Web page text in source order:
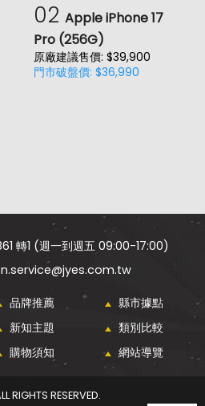
02 Apple iPhone 17
Pro (256G)
原廠建議售價: $39,900
門市破盤價: $36,990
轉1 (週一到週五 09:00-17:00)
品牌推薦
縣市據點
新知主題
類別比較
購物須知 網站導覽
RIGHTS RESERVED.